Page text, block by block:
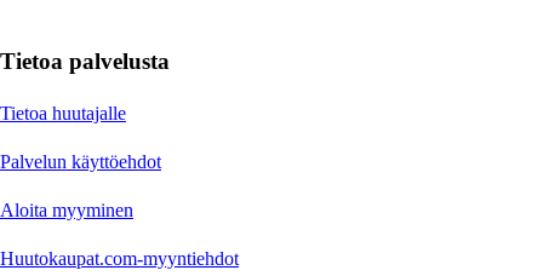
Tietoa palvelusta
Tietoa huutajalle
Palvelun käyttöehdot
Aloita myyminen
Huutokaupat.com-myyntiehdot